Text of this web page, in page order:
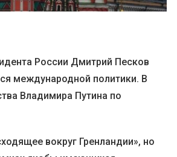
России Дмитрий Песков
международной политики. В
Владимира Путина по
вокруг Гренландии», но